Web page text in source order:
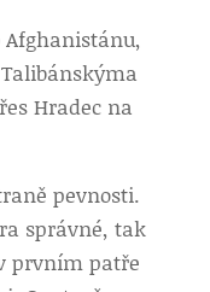
Afghanistánu,
Hradec na
pevnosti.
správné, tak
prvním patře